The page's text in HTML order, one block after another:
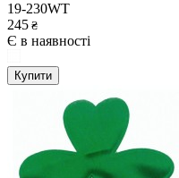
19-230WT
245 ₴
Є в наявності
Купити